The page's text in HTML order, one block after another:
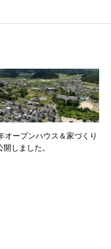
オープンハウス＆家づくり
開しました。